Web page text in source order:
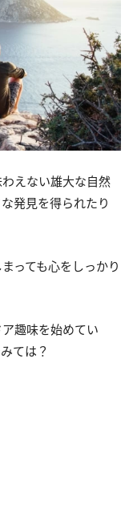
えない雄大な自然
発見を得られたり
っても心をしっかり
趣味を始めてい
ては？